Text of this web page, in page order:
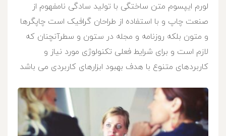
لورم ایپسوم متن ساختگی با تولید سادگی نامفهوم از
صنعت چاپ و با استفاده از طراحان گرافیک است چاپگرها
و متون بلکه روزنامه و مجله در ستون و سطرآنچنان که
لازم است و برای شرایط فعلی تکنولوژی مورد نیاز و
کاربردهای متنوع با هدف بهبود ابزارهای کاربردی می باشد